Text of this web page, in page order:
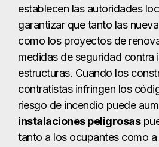
tanto a los ocupantes como a
cercanos.
Infracciones
seguridad en
Los lugares de trabajo están
quemaduras. Por ejemplo, los
radiactivos utilizados en